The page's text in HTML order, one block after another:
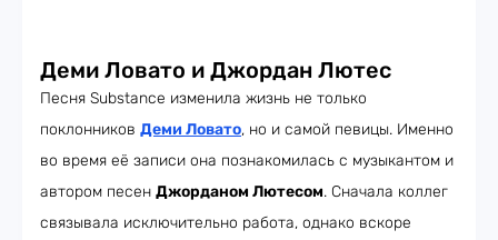
Деми Ловато и Джордан Лютес
Песня Substance изменила жизнь не только
поклонников Деми Ловато, но и самой певицы. Именно
во время её записи она познакомилась с музыкантом и
автором песен Джорданом Лютесом. Сначала коллег
связывала исключительно работа, однако вскоре